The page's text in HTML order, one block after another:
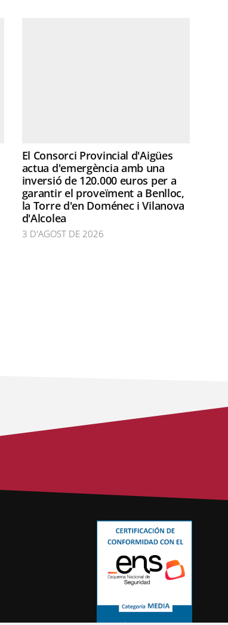
El Consorci Provincial d'Aigües
actua d'emergència amb una
inversió de 120.000 euros per a
garantir el proveïment a Benlloc,
la Torre d'en Doménec i Vilanova
d'Alcolea
3 D'AGOST DE 2026